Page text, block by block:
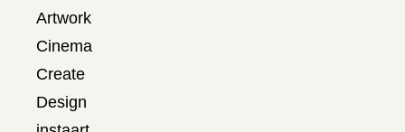
Artwork
Cinema
Create
Design